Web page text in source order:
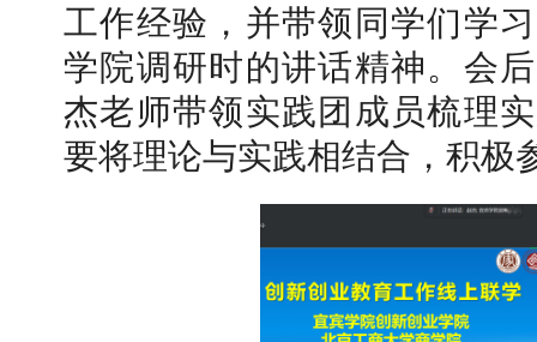
工作经验，并带领同学们学
学院调研时的讲话精神。会
杰老师带领实践团成员梳理
要将理论与实践相结合，积极